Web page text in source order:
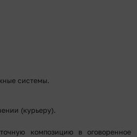
системы.
(курьеру).
композицию в оговоренное